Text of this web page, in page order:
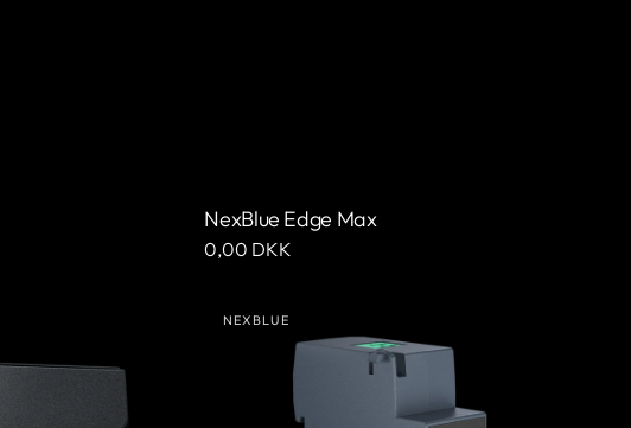
NexBlue Edge Max
Ordinarie
0,00 DKK
Zen
strömgivare)
Leverantör:
NEXBLUE